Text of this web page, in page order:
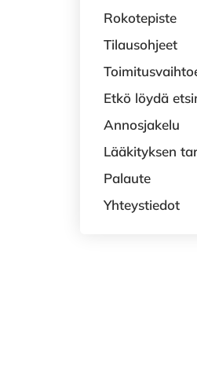
Rokotepiste
Tilausohjeet
Etkö löydä
Annosjakelu
Lääkityksen
Palaute
Yhteystiedot